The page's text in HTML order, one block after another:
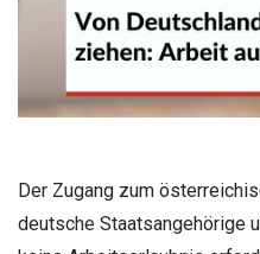
Der Zugang zum
deutsche Staatsangehörige